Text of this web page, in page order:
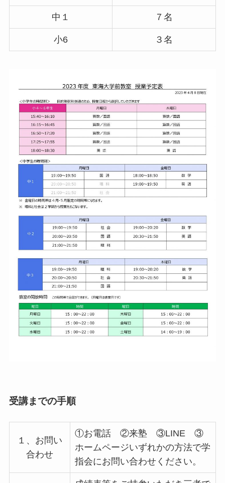
中１ ７名
小6 ３名
受講までの手順
１、お問い
合わせ
①お電話 ②来塾 ③LINE ③
ホームページいずれかの方法で学
指会にお問い合わせください。